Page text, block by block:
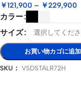
￥121,900 – ￥229,900
カラー
サイズ
お買い物カゴに追加
SKU： VSDSTALR72H